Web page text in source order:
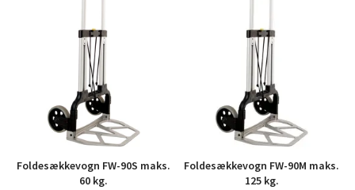
Foldesækkevogn FW-90S maks.
60 kg.
Foldesækkevogn FW-90M maks.
125 kg.